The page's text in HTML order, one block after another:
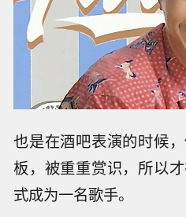
也是在酒吧表演的时候
板，被重重赏识，所以
式成为一名歌手。